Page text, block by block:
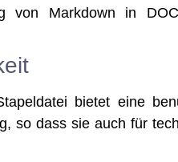
von Mark­down in
bie­tet eine
so dass sie auch für